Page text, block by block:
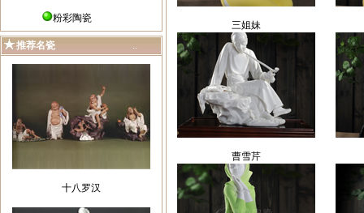
粉彩陶瓷
推荐名瓷 ..
十八罗汉
三姐妹
曹雪芹